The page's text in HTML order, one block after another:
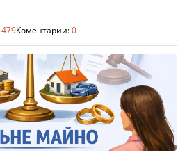
479Коментарии:0